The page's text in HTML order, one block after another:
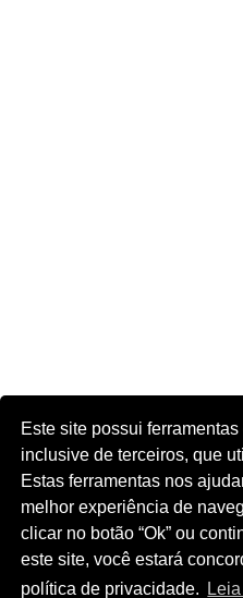
Este site possui
inclusive de terceiros, que
Estas ferramentas nos
melhor experiência de
clicar no botão “Ok” ou
este site, você estará
política de privacidade.